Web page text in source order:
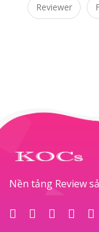
Reviewer
Nền tảng Review